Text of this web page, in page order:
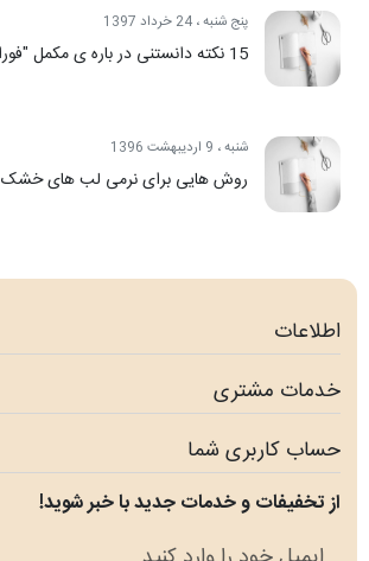
پنج شنبه ، 24 خرداد 1397
15 نکته دانستنی در باره ی مکمل "فوراور گارسینیا پلاس"
شنبه ، 9 اردیبهشت 1396
روش هایی برای نرمی لب های خشک
اطلاعات
خدمات مشتری
حساب کاربری شما
از تخفیفات و خدمات جدید با خبر شوید!